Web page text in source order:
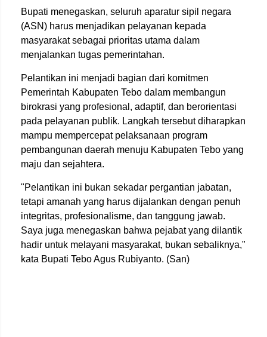
Bupati menegaskan, seluruh aparatur sipil negara
(ASN) harus menjadikan pelayanan kepada
masyarakat sebagai prioritas utama dalam
menjalankan tugas pemerintahan.
Pelantikan ini menjadi bagian dari komitmen
Pemerintah Kabupaten Tebo dalam membangun
birokrasi yang profesional, adaptif, dan berorientasi
pada pelayanan publik. Langkah tersebut diharapkan
mampu mempercepat pelaksanaan program
pembangunan daerah menuju Kabupaten Tebo yang
maju dan sejahtera.
"Pelantikan ini bukan sekadar pergantian jabatan,
tetapi amanah yang harus dijalankan dengan penuh
integritas, profesionalisme, dan tanggung jawab.
Saya juga menegaskan bahwa pejabat yang dilantik
hadir untuk melayani masyarakat, bukan sebaliknya,"
kata Bupati Tebo Agus Rubiyanto. (San)